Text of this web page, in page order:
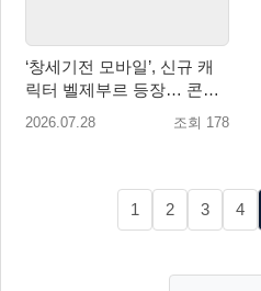
‘창세기전 모바일’, 신규 캐
릭터 벨제부르 등장… 콘텐
츠 업데이트 실시
2026.07.28 조회 178
1 2 3 4